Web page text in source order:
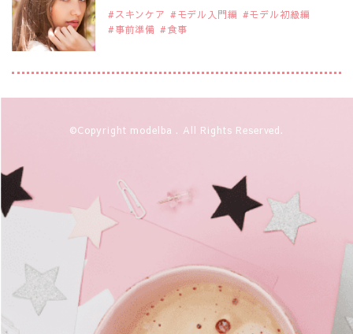
2019年9月29日
注目モデルを1名追加いたしました。
2019年9月29日
注目モデル イーランさん
スキンケア モデル入門編
モデル初級編
事前準備
食事
©Copyright modelba . All Rights Reserved.